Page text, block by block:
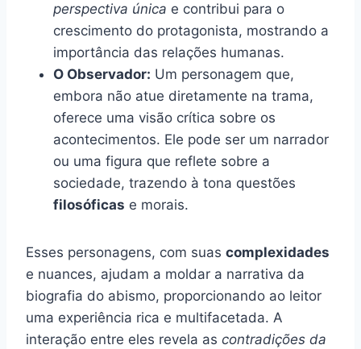
perspectiva única e contribui para o
crescimento do protagonista, mostrando a
importância das relações humanas.
O Observador: Um personagem que,
embora não atue diretamente na trama,
oferece uma visão crítica sobre os
acontecimentos. Ele pode ser um narrador
ou uma figura que reflete sobre a
sociedade, trazendo à tona questões
filosóficas e morais.
Esses personagens, com suas complexidades
e nuances, ajudam a moldar a narrativa da
biografia do abismo, proporcionando ao leitor
uma experiência rica e multifacetada. A
interação entre eles revela as contradições da